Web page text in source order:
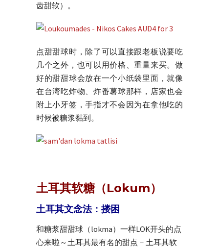
齿甜软）。
点甜甜球时，除了可以直接跟老板说要吃
几个之外，也可以用价格、重量来买。做
好的甜甜球会放在一个小纸袋里面，就像
在台湾吃炸物、炸番薯球那样，店家也会
附上小牙签，手指才不会因为在拿他吃的
时候被糖浆黏到。
土耳其软糖（Lokum）
土耳其文念法：搂困
和糖浆甜甜球（lokma）一样LOK开头的点
心来啦～土耳其最有名的甜点－土耳其软